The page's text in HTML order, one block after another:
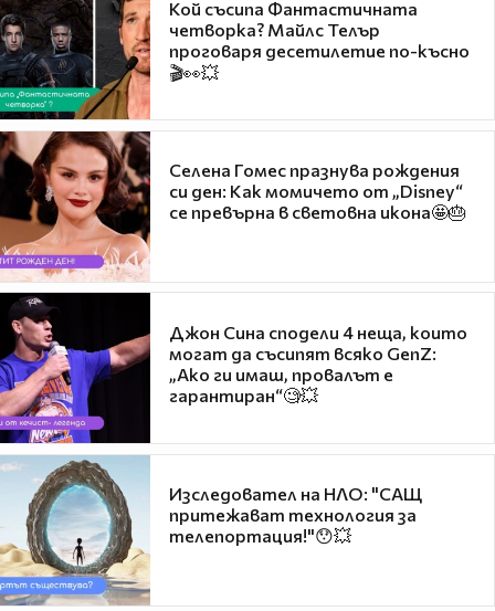
Кой съсипа Фантастичната
четворка? Майлс Телър
проговаря десетилетие по-късно
🎬👀💥
Селена Гомес празнува рождения
си ден: Как момичето от „Disney“
се превърна в световна икона🤩🎂
Джон Сина сподели 4 неща, които
могат да съсипят всяко GenZ:
„Ако ги имаш, провалът е
гарантиран“🧐💥
Изследовател на НЛО: "САЩ
притежават технология за
телепортация!"😯💥